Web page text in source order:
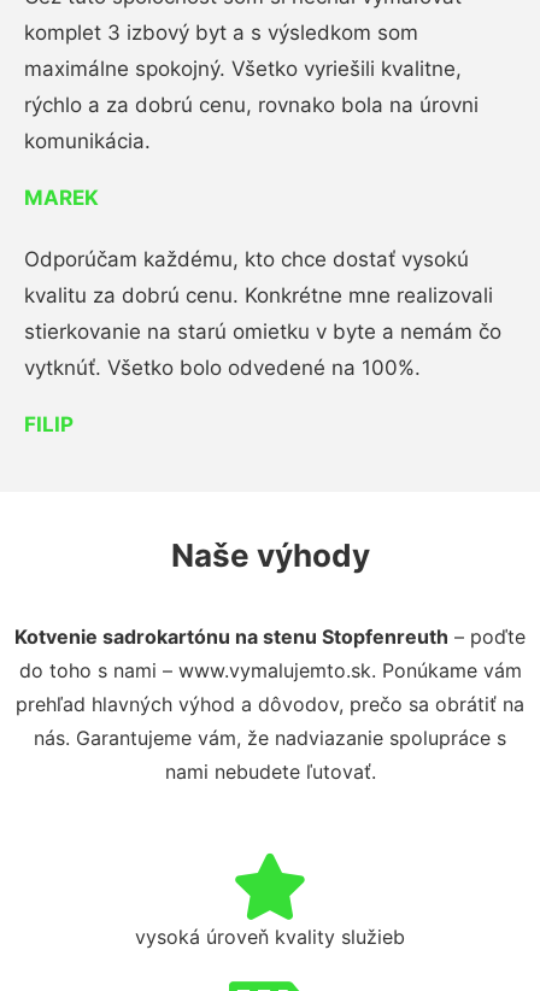
komplet 3 izbový byt a s výsledkom som
maximálne spokojný. Všetko vyriešili kvalitne,
rýchlo a za dobrú cenu, rovnako bola na úrovni
komunikácia.
MAREK
Odporúčam každému, kto chce dostať vysokú
kvalitu za dobrú cenu. Konkrétne mne realizovali
stierkovanie na starú omietku v byte a nemám čo
vytknúť. Všetko bolo odvedené na 100%.
FILIP
Naše výhody
Kotvenie sadrokartónu na stenu Stopfenreuth – poďte
do toho s nami – www.vymalujemto.sk. Ponúkame vám
prehľad hlavných výhod a dôvodov, prečo sa obrátiť na
nás. Garantujeme vám, že nadviazanie spolupráce s
nami nebudete ľutovať.
vysoká úroveň kvality služieb